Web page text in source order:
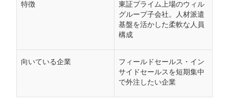
特徴
東証プライム上場のウィル
グループ子会社。人材派遣
基盤を活かした柔軟な人員
構成
向いている企業
フィールドセールス・イン
サイドセールスを短期集中
で外注したい企業